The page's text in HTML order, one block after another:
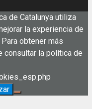
de Catalunya utiliza
la experiencia de
obtener más
consultar la política de